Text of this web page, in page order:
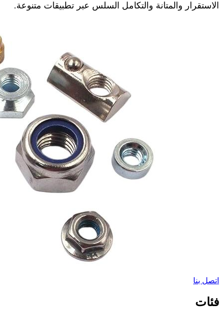
الاستقرار والمتانة والتكامل السلس عبر تطبيقات متنوعة.
اتصل بنا
فئات